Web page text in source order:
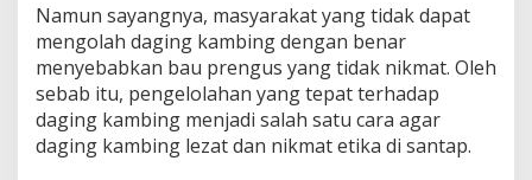
Namun sayangnya, masyarakat yang tidak dapat
mengolah daging kambing dengan benar
menyebabkan bau prengus yang tidak nikmat. Oleh
sebab itu, pengelolahan yang tepat terhadap
daging kambing menjadi salah satu cara agar
daging kambing lezat dan nikmat etika di santap.